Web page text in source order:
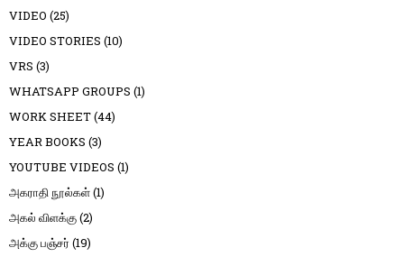
VIDEO (25)
VIDEO STORIES (10)
VRS (3)
WHATSAPP GROUPS (1)
WORK SHEET(44)
YEAR BOOKS (3)
YOUTUBE VIDEOS (1)
அகராதி நூல்கள்(1)
அகல் விளக்கு(2)
அக்கு பஞ்சர் (19)